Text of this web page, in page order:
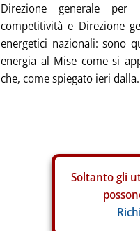
Direzione generale per
competitività e Direzione
energetici nazionali: sono
energia al Mise come si
che, come spiegato ieri
Soltanto gli